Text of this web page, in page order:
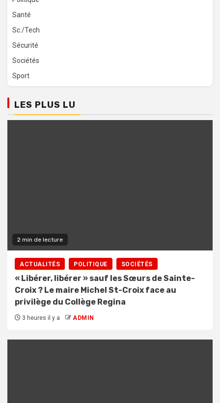
Santé
Sc./Tech
Sécurité
Sociétés
Sport
LES PLUS LU
2 min de lecture
ACTUALITÉS POLITIQUE SOCIÉTÉS
« Libérer, libérer » sauf les Sœurs de Sainte-
Croix ? Le maire Michel St-Croix face au
privilège du Collège Regina
3 heures il y a ADMIN